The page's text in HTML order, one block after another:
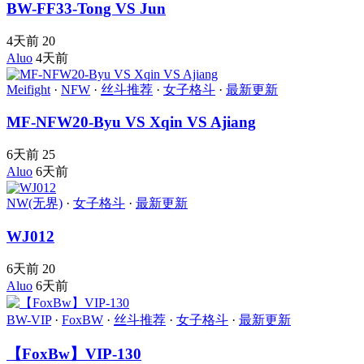
BW-FF33-Tong VS Jun
4天前 20
Aluo 4天前
Meifight · NFW · 丝斗推荐 · 女子格斗 · 最新更新
MF-NFW20-Byu VS Xqin VS Ajiang
6天前 25
Aluo 6天前
NW(无界) · 女子格斗 · 最新更新
WJ012
6天前 20
Aluo 6天前
BW-VIP· FoxBW · 丝斗推荐 · 女子格斗 · 最新更新
【FoxBw】VIP-130